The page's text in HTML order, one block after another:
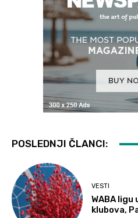
POSLEDNJI ČLANCI:
VESTI
WABA
klubova,